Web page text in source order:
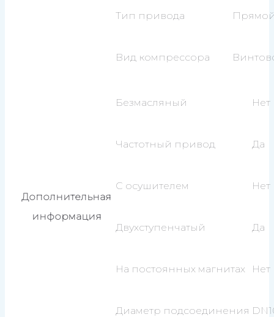
Тип привода
Вид компрессора
Дополнительная
информация
Безмасляный Нет
Частотный привод Да
С осушителем Нет
Двухступенчатый Да
На постоянных магнитах Нет
Диаметр подсоединения